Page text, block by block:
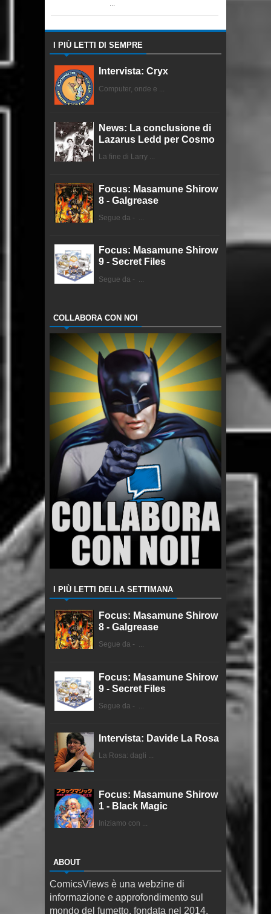
I PIÙ LETTI DI SEMPRE
Intervista: Cryx
Computer, onde e ...
News: La conclusione di
Lazarus Ledd per Cosmo
La fine di Larry ...
Focus: Masamune Shirow
8 - Galgrease
Segue da - ...
Focus: Masamune Shirow
9 - Secret Files
Segue da - ...
COLLABORA CON NOI
I PIÙ LETTI DELLA SETTIMANA
Focus: Masamune Shirow
8 - Galgrease
Segue da - ...
Focus: Masamune Shirow
9 - Secret Files
Segue da - ...
Intervista: Davide La Rosa
La Rosa: dagli ...
Focus: Masamune Shirow
1 - Black Magic
Iniziamo con ...
ABOUT
ComicsViews è una webzine di
informazione e approfondimento sul
mondo del fumetto, fondata nel 2014.